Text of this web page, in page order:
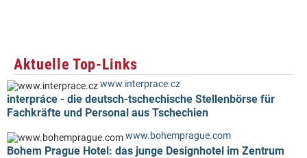
Aktuelle Top-Links
www.interprace.cz
interpráce - die deutsch-tschechische Stellenbörse für
Fachkräfte und Personal aus Tschechien
www.bohemprague.com
Bohem Prague Hotel: das junge Designhotel im Zentrum